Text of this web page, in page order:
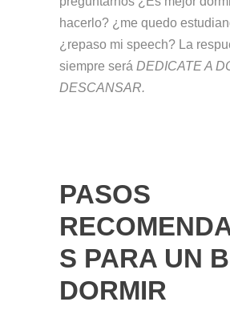
hacerlo? ¿me quedo
¿repaso mi speech? La
siempre será DEDICATE A
DESCANSAR.
PASOS
S PARA UN
DORMIR